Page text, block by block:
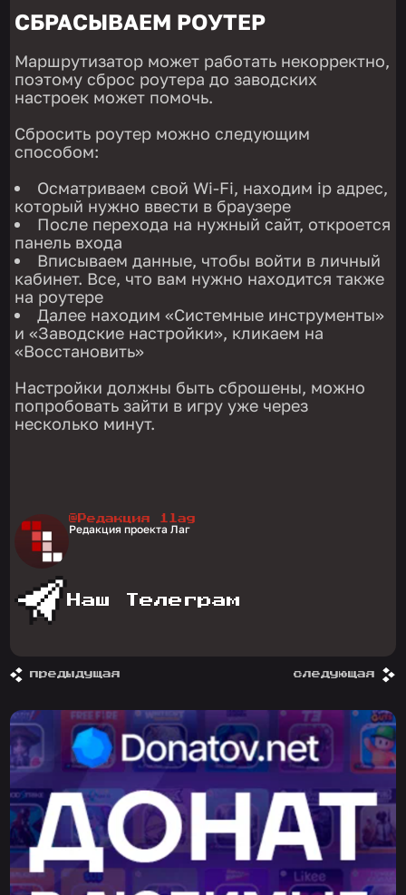
СБРАСЫВАЕМ РОУТЕР
Маршрутизатор может работать некорректно,
поэтому сброс роутера до заводских
настроек может помочь.
Сбросить роутер можно следующим
способом:
Осматриваем свой Wi-Fi, находим ip адрес,
который нужно ввести в браузере
После перехода на нужный сайт, откроется
панель входа
Вписываем данные, чтобы войти в личный
кабинет. Все, что вам нужно находится также
на роутере
Далее находим «Системные инструменты»
и «Заводские настройки», кликаем на
«Восстановить»
Настройки должны быть сброшены, можно
попробовать зайти в игру уже через
несколько минут.
@Редакция 1lag
Редакция проекта Лаг
Наш Телеграм
предыдущая следующая